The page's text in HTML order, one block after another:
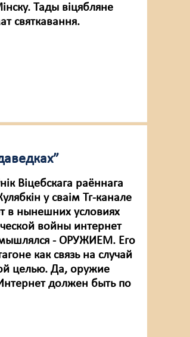
Тады віцябляне
святкавання.
Віцебскага раённага
у сваім Тг-канале
в нынешних условиях
войны интернет
- ОРУЖИЕМ. Его
как связь на случай
целью. Да, оружие
должен быть по